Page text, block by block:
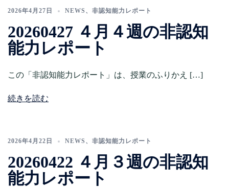
2026年4月27日 NEWS 、 非認知能力レポート
20260427 ４月４週の非認知
能力レポート
この「非認知能力レポート」は、授業のふりかえ […]
続きを読む
2026年4月22日 NEWS 、 非認知能力レポート
20260422 ４月３週の非認知
能力レポート